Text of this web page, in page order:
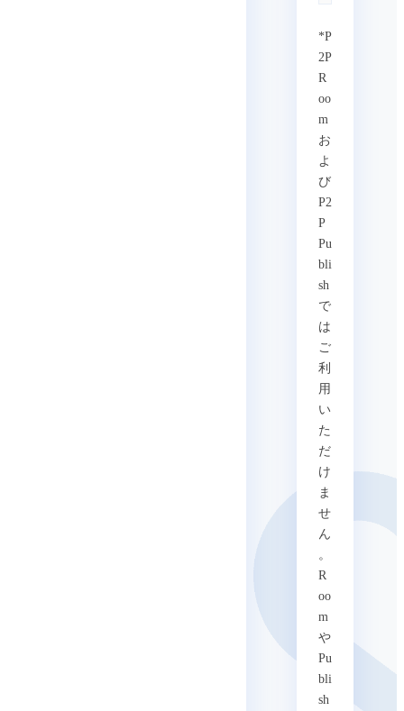
*P
2P
R
oo
m
お
よ
び
P2
P
Pu
bli
sh
で
は
ご
利
用
い
た
だ
け
ま
せ
ん
。
R
oo
m
や
Pu
bli
sh